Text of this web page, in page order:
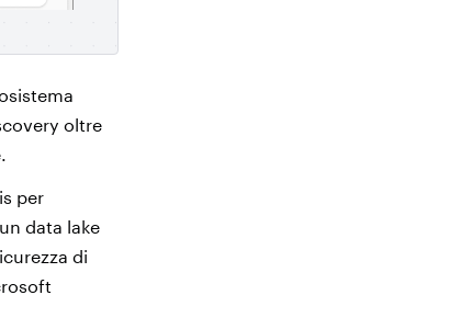
oltre
per
data lake
di